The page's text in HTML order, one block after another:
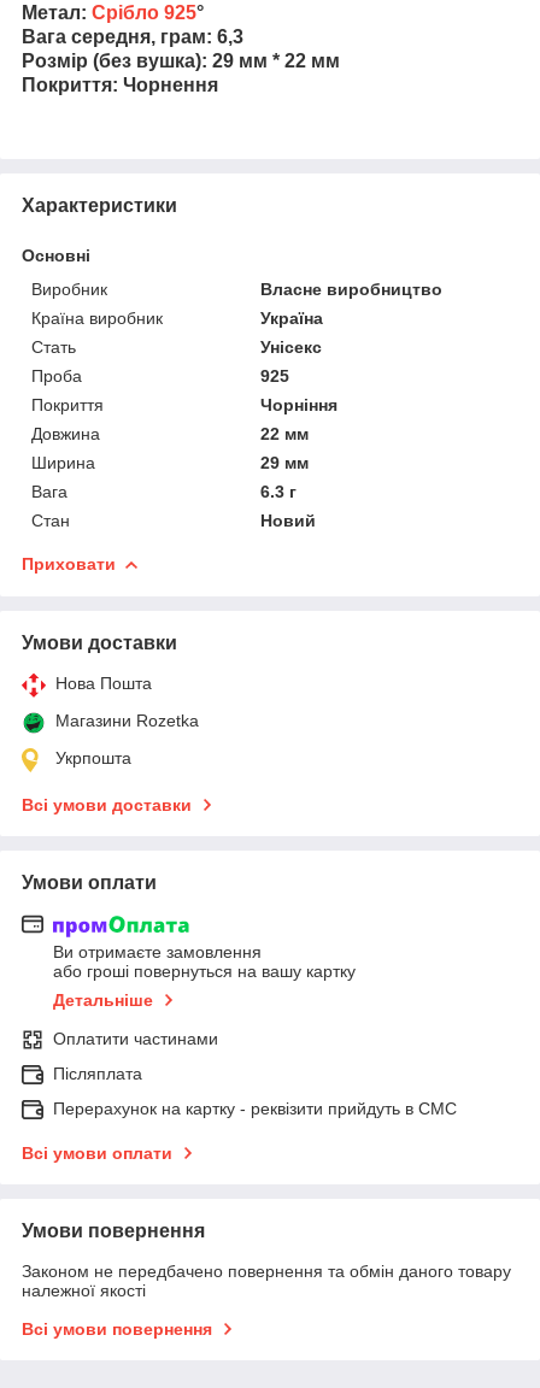
Метал: Срібло 925°
Вага середня, грам: 6,3
Розмір (без вушка): 29 мм * 22 мм
Покриття: Чорнення
Характеристики
Основні
Виробник
Власне виробництво
Країна виробник
Україна
Стать
Унісекс
Проба
925
Покриття
Чорніння
Довжина
22 мм
Ширина
29 мм
Вага
6.3 г
Стан
Новий
Приховати
Умови доставки
Нова Пошта
Магазини Rozetka
Укрпошта
Всі умови доставки
Умови оплати
Ви отримаєте замовлення
або гроші повернуться на вашу картку
Детальніше
Оплатити частинами
Післяплата
Перерахунок на картку - реквізити прийдуть в СМС
Всі умови оплати
Умови повернення
Законом не передбачено повернення та обмін даного товару
належної якості
Всі умови повернення